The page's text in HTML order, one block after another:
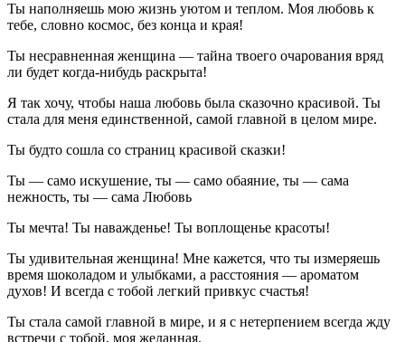
Ты наполняешь мою жизнь уютом и теплом. Моя любовь к
тебе, словно космос, без конца и края!
Ты несравненная женщина — тайна твоего очарования вряд
ли будет когда-нибудь раскрыта!
Я так хочу, чтобы наша любовь была сказочно красивой. Ты
стала для меня единственной, самой главной в целом мире.
Ты будто сошла со страниц красивой сказки!
Ты — само искушение, ты — само обаяние, ты — сама
нежность, ты — сама Любовь
Ты мечта! Ты наважденье! Ты воплощенье красоты!
Ты удивительная женщина! Мне кажется, что ты измеряешь
время шоколадом и улыбками, а расстояния — ароматом
духов! И всегда с тобой легкий привкус счастья!
Ты стала самой главной в мире, и я с нетерпением всегда жду
встречи с тобой, моя желанная.